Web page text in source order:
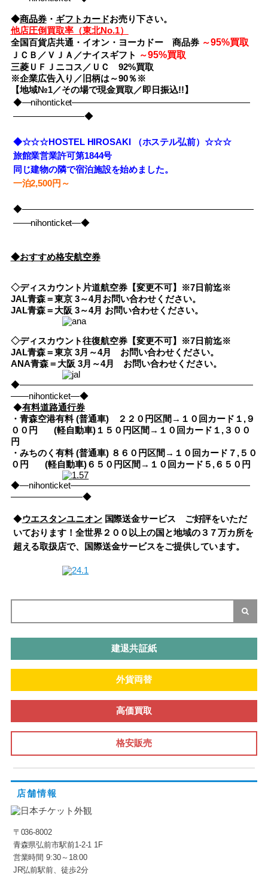
◆商品券・ ギフトカードお売り下さい。
他店圧倒買取率（東北No.1）
全国百貨店共通・イオン・ヨーカドー 商品券～95%買取
ＪＣＢ／ＶＪＡ／ナイスギフト ～95%買取
三菱ＵＦＪニコス／ＵＣ 92%買取
※企業広告入り／旧柄は～90％※
【地域№1／その場で現金買取／即日振込!!】
◆―nihonticket――――――――――――――――――――
――――――――◆
◆☆☆☆HOSTEL HIROSAKI （ホステル弘前）☆☆☆
旅館業営業許可第1844号
同じ建物の隣で宿泊施設を始めました。
一泊2,500円～
◆――――――――――――――――――――――――――
――nihonticket―◆
◆おすすめ格安航空券
◇ディスカウント片道航空券【変更不可】※7日前迄※
JAL青森＝東京 3～4月お問い合わせください。
JAL青森＝大阪 3～4月 お問い合わせください。
◇ディスカウント往復航空券【変更不可】※7日前迄※
JAL青森＝東京 3月～4月 お問い合わせください。
ANA青森＝大阪 3月～4月 お問い合わせください。
◆――――――――――――――――――――――――――
――nihonticket―◆
◆有料道路通行券
・青森空港有料 (普通車) ２２０円区間→１０回カード１,９
００円
(軽自動車)１５０円区間→１０回カード１,３００
円
・みちのく有料 (普通車) ８６０円区間→１０回カード７,５０
０円
(軽自動車)６５０円区間→１０回カード５,６５０円
◆―nihonticket――――――――――――――――――――
――――――――◆
◆ウエスタンユニオン国際送金サービス ご好評をいただ
いております！全世界２００以上の国と地域の３７万カ所を
超える取扱店で、国際送金サービスをご提供しています。
建退共証紙
外貨両替
高価買取
格安販売
店舗情報
〒036-8002
青森県弘前市駅前1-2-1 1F
営業時間 9:30～18:00
JR弘前駅前、徒歩2分